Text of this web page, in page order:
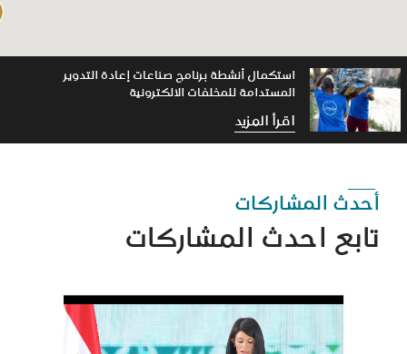
استكمال أنشطة برنامج صناعات إعادة التدوير
المستدامة للمخلفات الالكترونية
اقرأ المزيد
أحدث المشاركات
تابع احدث المشاركات